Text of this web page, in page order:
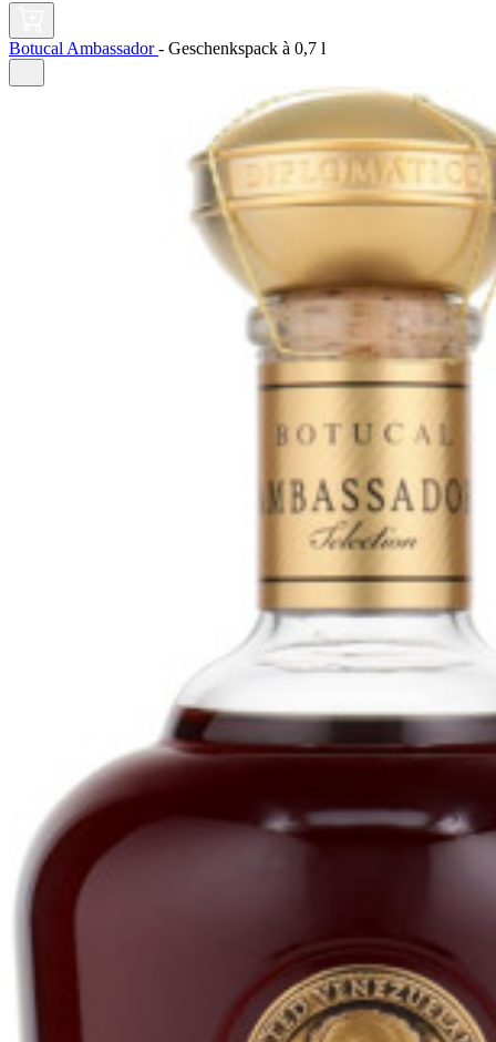
Botucal Ambassador- Geschenkspack à 0,7 l